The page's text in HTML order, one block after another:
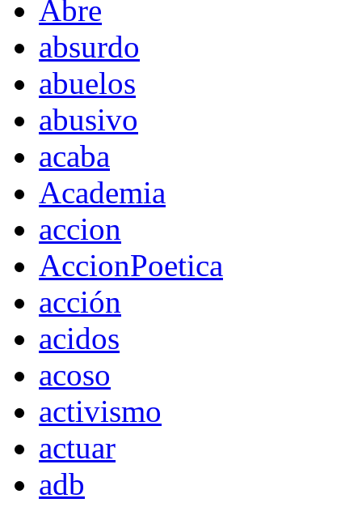
Abre
absurdo
abuelos
abusivo
acaba
Academia
accion
AccionPoetica
acción
acidos
acoso
activismo
actuar
adb